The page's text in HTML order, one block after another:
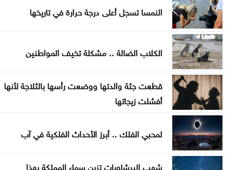
بعد موسم التخريج .. هل أصبحت الشهادة الجامعية
كافية؟
النمسا تسجل أعلى درجة حرارة في تاريخها
الكلاب الضالة .. مشكلة تخيف المواطنين
قطعت جثة والدتها ووضعت رأسها بالثلاجة لأنها
أفشلت زيجاتها
لمحبي الفلك .. أبرز الأحداث الفلكية في آب
شهب البرشاويات تزين سماء المملكة بهذا